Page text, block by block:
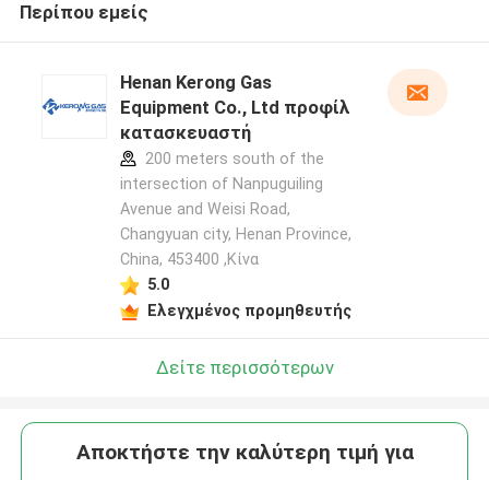
Περίπου εμείς
Henan Kerong Gas
Equipment Co., Ltd προφίλ
κατασκευαστή
200 meters south of the
intersection of Nanpuguiling
Avenue and Weisi Road,
Changyuan city, Henan Province,
China, 453400 ,Κίνα
5.0
Ελεγχμένος προμηθευτής
Δείτε περισσότερων
Αποκτήστε την καλύτερη τιμή για